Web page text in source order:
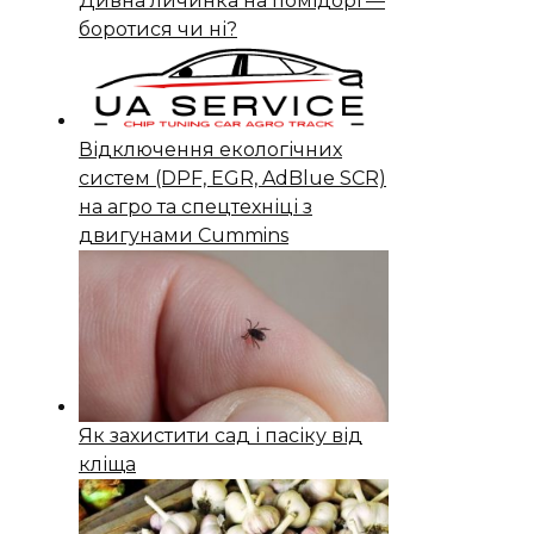
боротися чи ні?
Відключення екологічних
систем (DPF, EGR, AdBlue SCR)
на агро та спецтехніці з
двигунами Cummins
Як захистити сад і пасіку від
кліща